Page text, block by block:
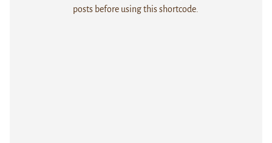
posts before using this shortcode.